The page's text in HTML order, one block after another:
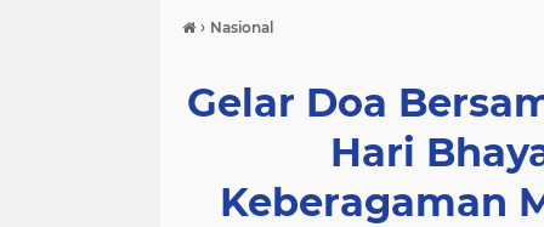
› Nasional
Gelar Doa
Hari
Keberagaman